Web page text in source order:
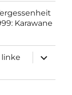
Karawane
linke
anzeigen